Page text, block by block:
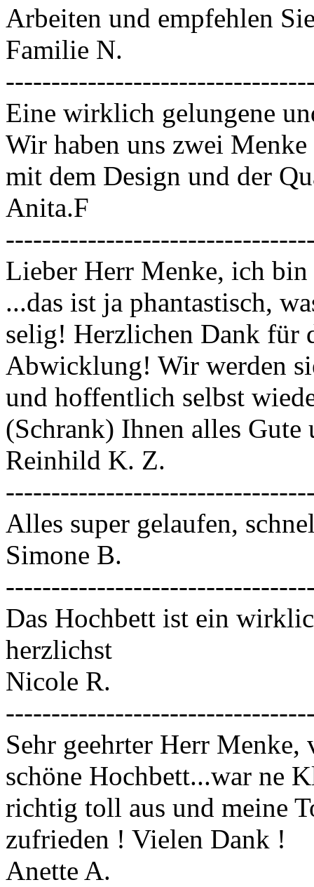
Arbeiten und empfehlen
Familie N.
Eine wirklich gelungene
Wir haben uns zwei
mit dem Design und der
Anita.F
Lieber Herr Menke, ich bin
...das ist ja phantastisch,
selig! Herzlichen Dank für
Abwicklung! Wir werden
und hoffentlich selbst
(Schrank) Ihnen alles Gute
Reinhild K. Z.
Alles super gelaufen,
Simone B.
Das Hochbett ist ein
herzlichst
Nicole R.
Sehr geehrter Herr
schöne Hochbett...war ne
richtig toll aus und meine
zufrieden ! Vielen Dank !
Anette A.